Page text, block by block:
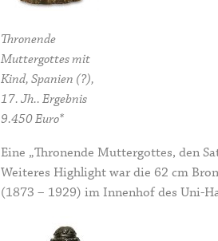
Thronende
Muttergottes mit
Kind, Spanien (?),
17. Jh.. Ergebnis
9.450 Euro*
Eine „Thronende Muttergottes, den
Weiteres Highlight war die 62 cm
(1873 – 1929) im Innenhof des Uni-